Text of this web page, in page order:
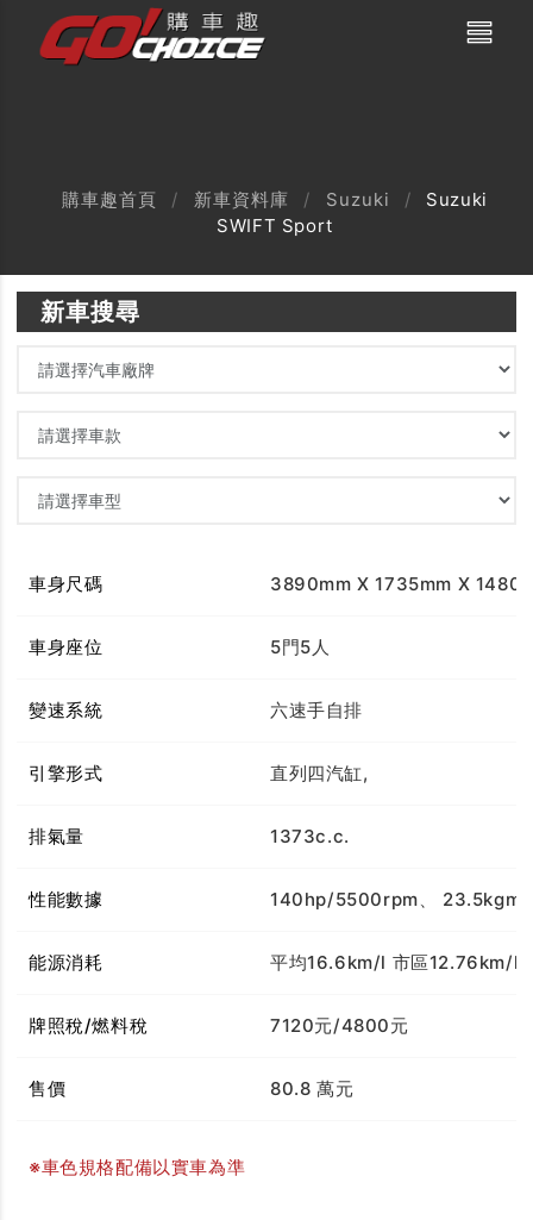
購車趣首頁 新車資料庫 Suzuki
Suzuki
SWIFT Sport
新車搜尋
車身尺碼 3890mm X 1735mm X
車身座位 5門5人
變速系統 六速手自排
引擎形式 直列四汽缸,
排氣量 1373c.c.
性能數據 140hp/5500rpm、
能源消耗 平均16.6km/l 市區12.76km/l
牌照稅/燃料稅 7120元/4800元
售價 80.8 萬元
※車色規格配備以實車為準